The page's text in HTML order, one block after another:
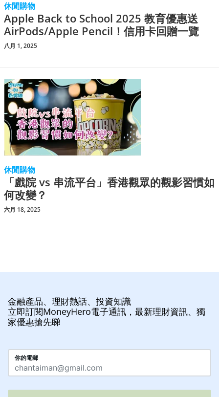
休閒購物
Apple Back to School 2025 教育優惠送
AirPods/Apple Pencil！信用卡回贈一覽
八月 1, 2025
休閒購物
「戲院 vs 串流平台」香港觀眾的觀影習慣如
何改變？
六月 18, 2025
金融產品、理財熱話、投資知識
立即訂閱MoneyHero電子通訊，最新理財資訊、獨
家優惠搶先睇